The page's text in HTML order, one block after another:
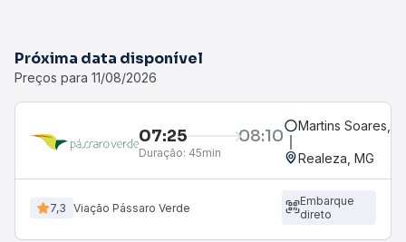
Próxima data disponível
Preços para 11/08/2026
07:25 08:10
Duração: 45min
Martins Soares,
Realeza, MG
7,3 Viação Pássaro Verde
Embarque
direto